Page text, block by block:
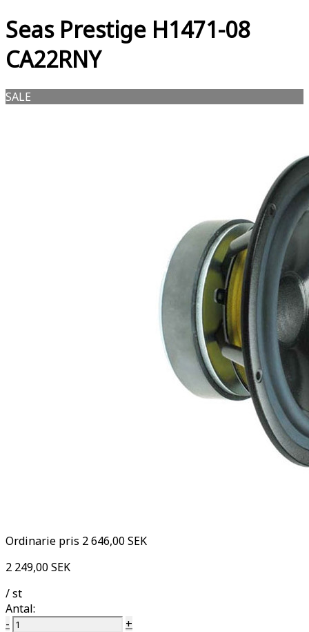
Seas Prestige H1471-08
CA22RNY
SALE
Ordinarie pris 2 646,00 SEK
2 249,00 SEK
/ st
Antal:
-
+